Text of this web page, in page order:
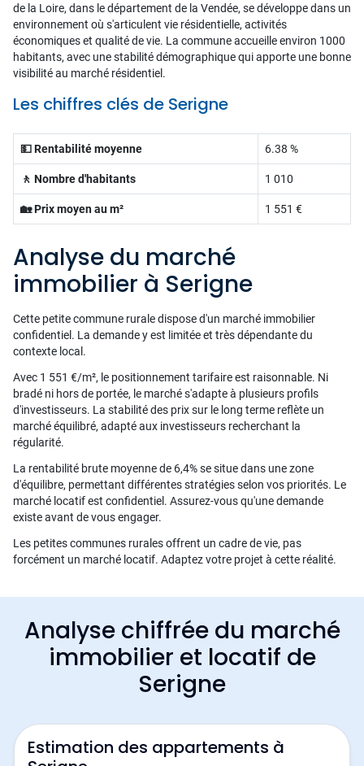
de la Loire, dans le département de la Vendée, se développe dans un
environnement où s'articulent vie résidentielle, activités
économiques et qualité de vie. La commune accueille environ 1000
habitants, avec une stabilité démographique qui apporte une bonne
visibilité au marché résidentiel.
Les chiffres clés de Serigne
💵 Rentabilité moyenne 6.38 %
🚶 Nombre d'habitants 1 010
🏡 Prix moyen au m² 1 551 €
Analyse du marché
immobilier à Serigne
Cette petite commune rurale dispose d'un marché immobilier
confidentiel. La demande y est limitée et très dépendante du
contexte local.
Avec 1 551 €/m², le positionnement tarifaire est raisonnable. Ni
bradé ni hors de portée, le marché s'adapte à plusieurs profils
d'investisseurs. La stabilité des prix sur le long terme reflète un
marché équilibré, adapté aux investisseurs recherchant la
régularité.
La rentabilité brute moyenne de 6,4% se situe dans une zone
d'équilibre, permettant différentes stratégies selon vos priorités. Le
marché locatif est confidentiel. Assurez-vous qu'une demande
existe avant de vous engager.
Les petites communes rurales offrent un cadre de vie, pas
forcément un marché locatif. Adaptez votre projet à cette réalité.
Analyse chiffrée du marché
immobilier et locatif de
Serigne
Estimation des appartements à